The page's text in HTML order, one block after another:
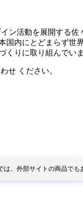
ン活動を展開する
国内にとどまらず
りに取り組んでい
せ ください。
、外部サイトの商品でも